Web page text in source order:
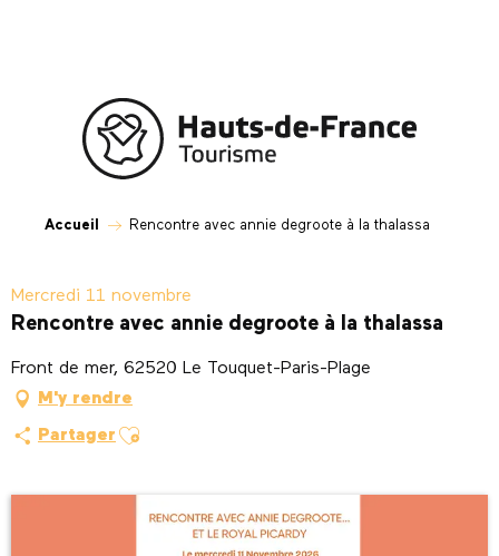
Accueil Rencontre avec annie degroote à la thalassa
Mercredi 11 novembre
Rencontre avec annie degroote à la thalassa
Front de mer, 62520 Le Touquet-Paris-Plage
M'y rendre
Partager Ajouter aux favoris